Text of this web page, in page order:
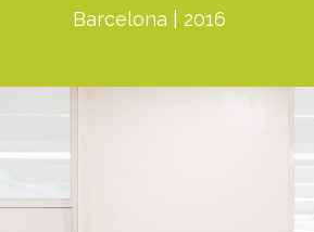
Barcelona | 2016